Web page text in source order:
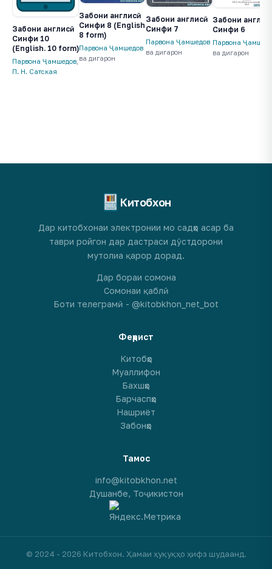
Забони англисӣ.
Синфи 10
(English. 10 form)
Парвона Ҷамшедов
П. Н. Сатская
Забони англисӣ.
Синфи 8 (English
8 form)
Парвона Ҷамшедов
ва дигарон
Забони англисӣ.
Синфи 7
Парвона Ҷамшедов
ва дигарон
Забони англисӣ.
Синфи 6
Парвона
ва дигарон
Китобхон
Дар китобхонаи электронии мо садҳо асар ба
таври ройгон дар дастраси дӯстдорони
мутолиа қарор дорад.
Дар бораи сомона
Сомонаи қаблӣ
Боти телеграмӣ - @kitobkhon_net_bot
Феҳрист
Китобҳо
Муаллифон
Бахшҳо
Барчаспҳо
Нашриёт
Забонҳо
Тамос
info@kitobkhon.net
Душанбе, Тоҷикистон
© 2024 - 2026 Китобхон. Ҳамаи ҳуқуқҳо ҳифз шудаанд.